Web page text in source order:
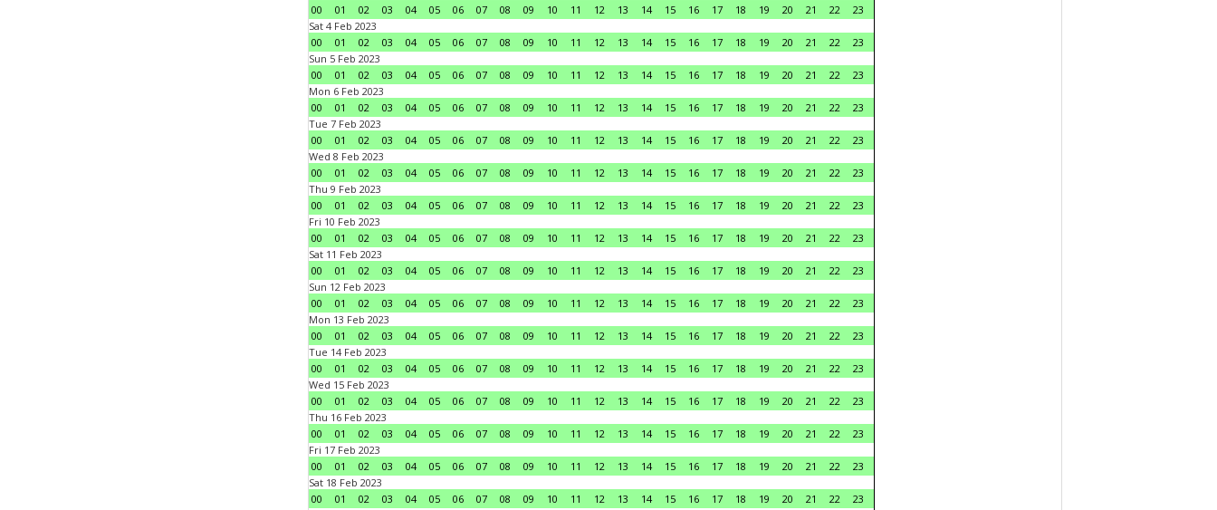
00
01 02 03 04 05 06 07 08 09 10 11 12 13 14 15 16 17 18 19 20 21 22
23
Sat 4 Feb 2023
00
01 02 03 04 05 06 07 08 09 10 11 12 13 14 15 16 17 18 19 20 21 22
23
Sun 5 Feb 2023
00
01 02 03 04 05 06 07 08 09 10 11 12 13 14 15 16 17 18 19 20 21 22
23
Mon 6 Feb 2023
00
01 02 03 04 05 06 07 08 09 10 11 12 13 14 15 16 17 18 19 20 21 22
23
Tue 7 Feb 2023
00
01 02 03 04 05 06 07 08 09 10 11 12 13 14 15 16 17 18 19 20 21 22
23
Wed 8 Feb 2023
00
01 02 03 04 05 06 07 08 09 10 11 12 13 14 15 16 17 18 19 20 21 22
23
Thu 9 Feb 2023
00
01 02 03 04 05 06 07 08 09 10 11 12 13 14 15 16 17 18 19 20 21 22
23
Fri 10 Feb 2023
00
01 02 03 04 05 06 07 08 09 10 11 12 13 14 15 16 17 18 19 20 21 22
23
Sat 11 Feb 2023
00
01 02 03 04 05 06 07 08 09 10 11 12 13 14 15 16 17 18 19 20 21 22
23
Sun 12 Feb 2023
00
01 02 03 04 05 06 07 08 09 10 11 12 13 14 15 16 17 18 19 20 21 22
23
Mon 13 Feb 2023
00
01 02 03 04 05 06 07 08 09 10 11 12 13 14 15 16 17 18 19 20 21 22
23
Tue 14 Feb 2023
00
01 02 03 04 05 06 07 08 09 10 11 12 13 14 15 16 17 18 19 20 21 22
23
Wed 15 Feb 2023
00
01 02 03 04 05 06 07 08 09 10 11 12 13 14 15 16 17 18 19 20 21 22
23
Thu 16 Feb 2023
00
01 02 03 04 05 06 07 08 09 10 11 12 13 14 15 16 17 18 19 20 21 22
23
Fri 17 Feb 2023
00
01 02 03 04 05 06 07 08 09 10 11 12 13 14 15 16 17 18 19 20 21 22
23
Sat 18 Feb 2023
00
01 02 03 04 05 06 07 08 09 10 11 12 13 14 15 16 17 18 19 20 21 22
23